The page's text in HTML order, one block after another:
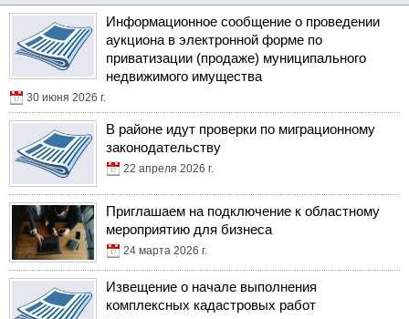
Информационное сообщение о проведении
аукциона в электронной форме по
приватизации (продаже) муниципального
недвижимого имущества
30 июня 2026 г.
В районе идут проверки по миграционному
законодательству
22 апреля 2026 г.
Приглашаем на подключение к областному
мероприятию для бизнеса
24 марта 2026 г.
Извещение о начале выполнения
комплексных кадастровых работ